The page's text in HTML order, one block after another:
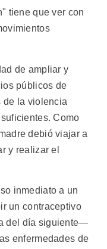
tiene que ver con
de ampliar y
públicos de
de la violencia
Como
debió viajar a
y realizar el
inmediato a un
un contraceptivo
del día siguiente—
enfermedades de